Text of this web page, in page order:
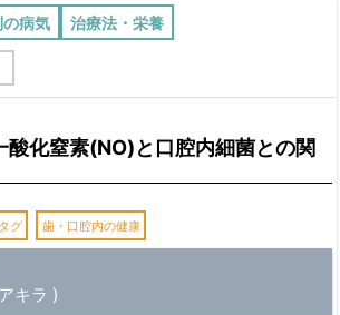
病気 治療法・栄養
酸化窒素(NO)と口腔内細菌との関
グ 歯・口腔内の健康
キラ )